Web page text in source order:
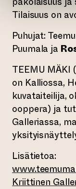
Tilaisuus on
Puhujat:
Puumala ja
TEEMU MÄKI
on Kalliossa,
kuvataiteilija,
ooppera) ja
Galleriassa,
Lisätietoa:
Kriittinen